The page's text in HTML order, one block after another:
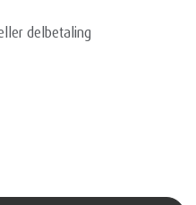
delbetaling